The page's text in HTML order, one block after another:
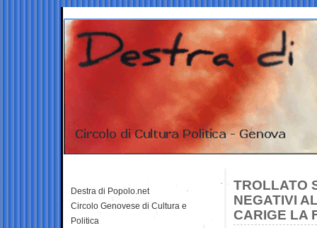
TROLLATO
NEGATIVI
CARIGE LA
Destra di Popolo.net
Circolo Genovese di Cultura e
Politica